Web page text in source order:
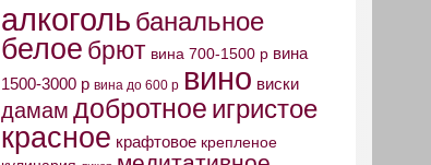
алкоголь банальное
белое брют вина 700-1500 р вина
1500-3000 р вина до 600 р вино виски
дамам добротное игристое
красное крафтовое крепленое